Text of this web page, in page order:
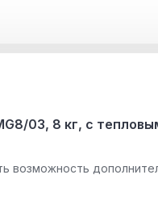
03, 8 кг, с
возможность